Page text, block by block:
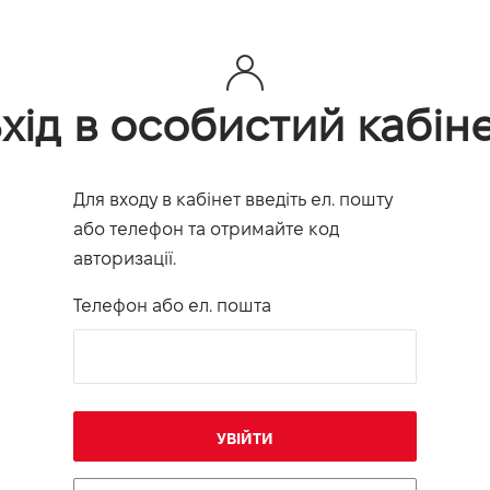
в особистий
Для входу в кабінет введіть ел. пошту
або телефон та отримайте код
авторизації.
Телефон або ел. пошта
УВІЙТИ